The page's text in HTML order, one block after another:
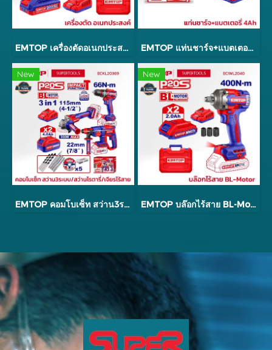
EMTOP เครื่องตัดอเนกประสงค์ ขัด/ตัด/เจาะ รุ่น ELMF20221 EMTOP แท่นชาร์จ+แบตเตอรี่ 4Ah รุ่น ELBCPK1214
New
EMTOP คอมโบเซ็ท สว่าน3ระบบ/สว่านโรตารี่/เจียรไร้สาย รุ่น ECKL20369
New
EMTOP บล๊อกไร้สาย BL-Motor รุ่น ECIWL2040